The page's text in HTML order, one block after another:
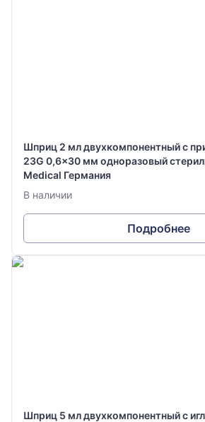
Шприц 2 мл двухкомпонентный с
23G 0,6x30 мм одноразовый
Medical Германия
В наличии
Подробнее
Шприц 5 мл двухкомпонентный с